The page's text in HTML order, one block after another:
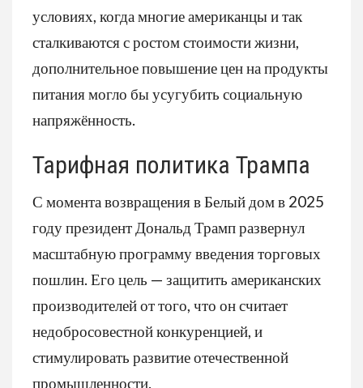
условиях, когда многие американцы и так
сталкиваются с ростом стоимости жизни,
дополнительное повышение цен на продукты
питания могло бы усугубить социальную
напряжённость.
Тарифная политика Трампа
С момента возвращения в Белый дом в 2025
году президент Дональд Трамп развернул
масштабную программу введения торговых
пошлин. Его цель — защитить американских
производителей от того, что он считает
недобросовестной конкуренцией, и
стимулировать развитие отечественной
промышленности.